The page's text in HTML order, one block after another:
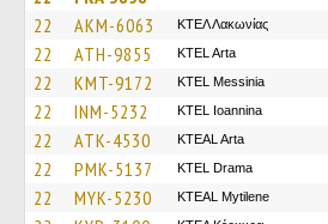
22 AKM-6063 ΚΤΕΛ Λακωνίας
22 ATH-9855 KTEL Arta
22 KMT-9172 KTEL Messinia
22 INM-5232 KTEL Ioannina
22 ATK-4530 KTEAL Arta
22 PMK-5137 KTEL Drama
22 MYK-5230 KTEAL Mytilene